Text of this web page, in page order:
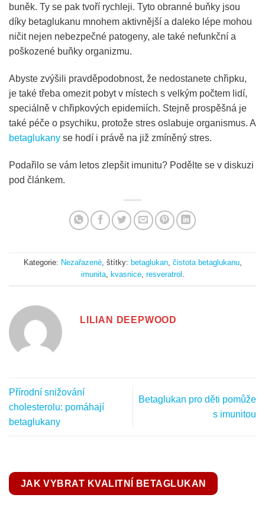
buněk. Ty se pak tvoří rychleji. Tyto obranné buňky jsou
díky betaglukanu mnohem aktivnější a daleko lépe mohou
ničit nejen nebezpečné patogeny, ale také nefunkční a
poškozené buňky organizmu.
Abyste zvýšili pravděpodobnost, že nedostanete chřipku,
je také třeba omezit pobyt v místech s velkým počtem lidí,
speciálně v chřipkových epidemiích. Stejně prospěšná je
také péče o psychiku, protože stres oslabuje organismus. A
betaglukany se hodí i právě na již zmíněný stres.
Podařilo se vám letos zlepšit imunitu? Podělte se v diskuzi
pod článkem.
Kategorie: Nezařazené, štítky: betaglukan, čistota betaglukanu,
imunita, kvasnice, resveratrol
LILIAN DEEPWOOD
Přírodní snižování
cholesterolu: pomáhají
betaglukany
Betaglukan pro děti pomůže
s imunitou
JAK VYBRAT KVALITNÍ BETAGLUKAN